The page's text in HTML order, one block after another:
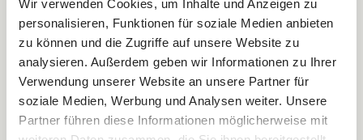
Wir verwenden Cookies, um Inhalte und Anzeigen zu
personalisieren, Funktionen für soziale Medien anbieten
zu können und die Zugriffe auf unsere Website zu
analysieren. Außerdem geben wir Informationen zu Ihrer
Verwendung unserer Website an unsere Partner für
soziale Medien, Werbung und Analysen weiter. Unsere
Partner führen diese Informationen möglicherweise mit